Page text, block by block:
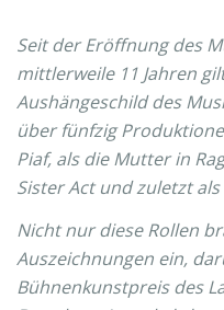
Seit der Eröffnung des
mittlerweile 11 Jahren
Aushängeschild des
über fünfzig
Piaf, als die Mutter in
Sister Act und zuletzt
Nicht nur diese Rollen
Auszeichnungen ein,
Bühnenkunstpreis des